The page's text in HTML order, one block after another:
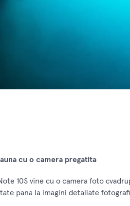
cu o camera pregatita
10S vine cu o camera foto
pana la imagini detaliate